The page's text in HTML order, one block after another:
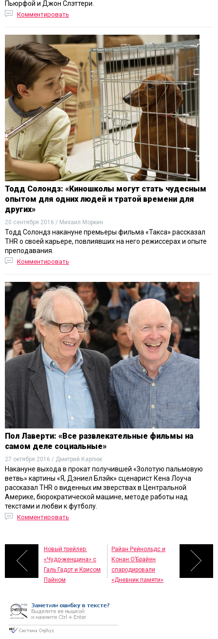
Пьюрфой и Джон Слэттери.
Комментировать
Тодд Солондз: «Киношколы могут стать чудесным
опытом для одних людей и тратой времени для
других»
20 сентября 2016 / Михаил Моркин
Тодд Солондз накануне премьеры фильма «Такса» рассказал
THR о своей карьере, повлиявших на него режиссерах и опыте
преподавания.
Комментировать
Пол Лаверти: «Все развлекательные фильмы на
самом деле социальные»
27 октября 2016 / Дмитрий Карпюк
Накануне выхода в прокат получившей «Золотую пальмовую
ветвь» картины «Я, Дэниел Блэйк» сценарист Кена Лоуча
рассказал THR о виденных им зверствах в Центральной
Америке, бюрократической машине, методе работы над
текстами и любви к футболу.
Комментировать
Новый трейлер:
«Чудо-женщина» с
Галь Гадот и Крисом
Пайном
Райан Рейнольдс и
Конан О’Брайен
спародировали
«Дневник памяти»